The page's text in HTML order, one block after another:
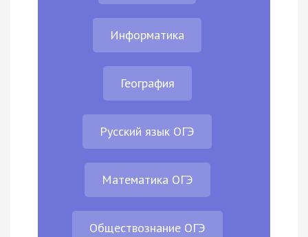
Информатика
География
Русский язык ОГЭ
Математика ОГЭ
Обществознание ОГЭ